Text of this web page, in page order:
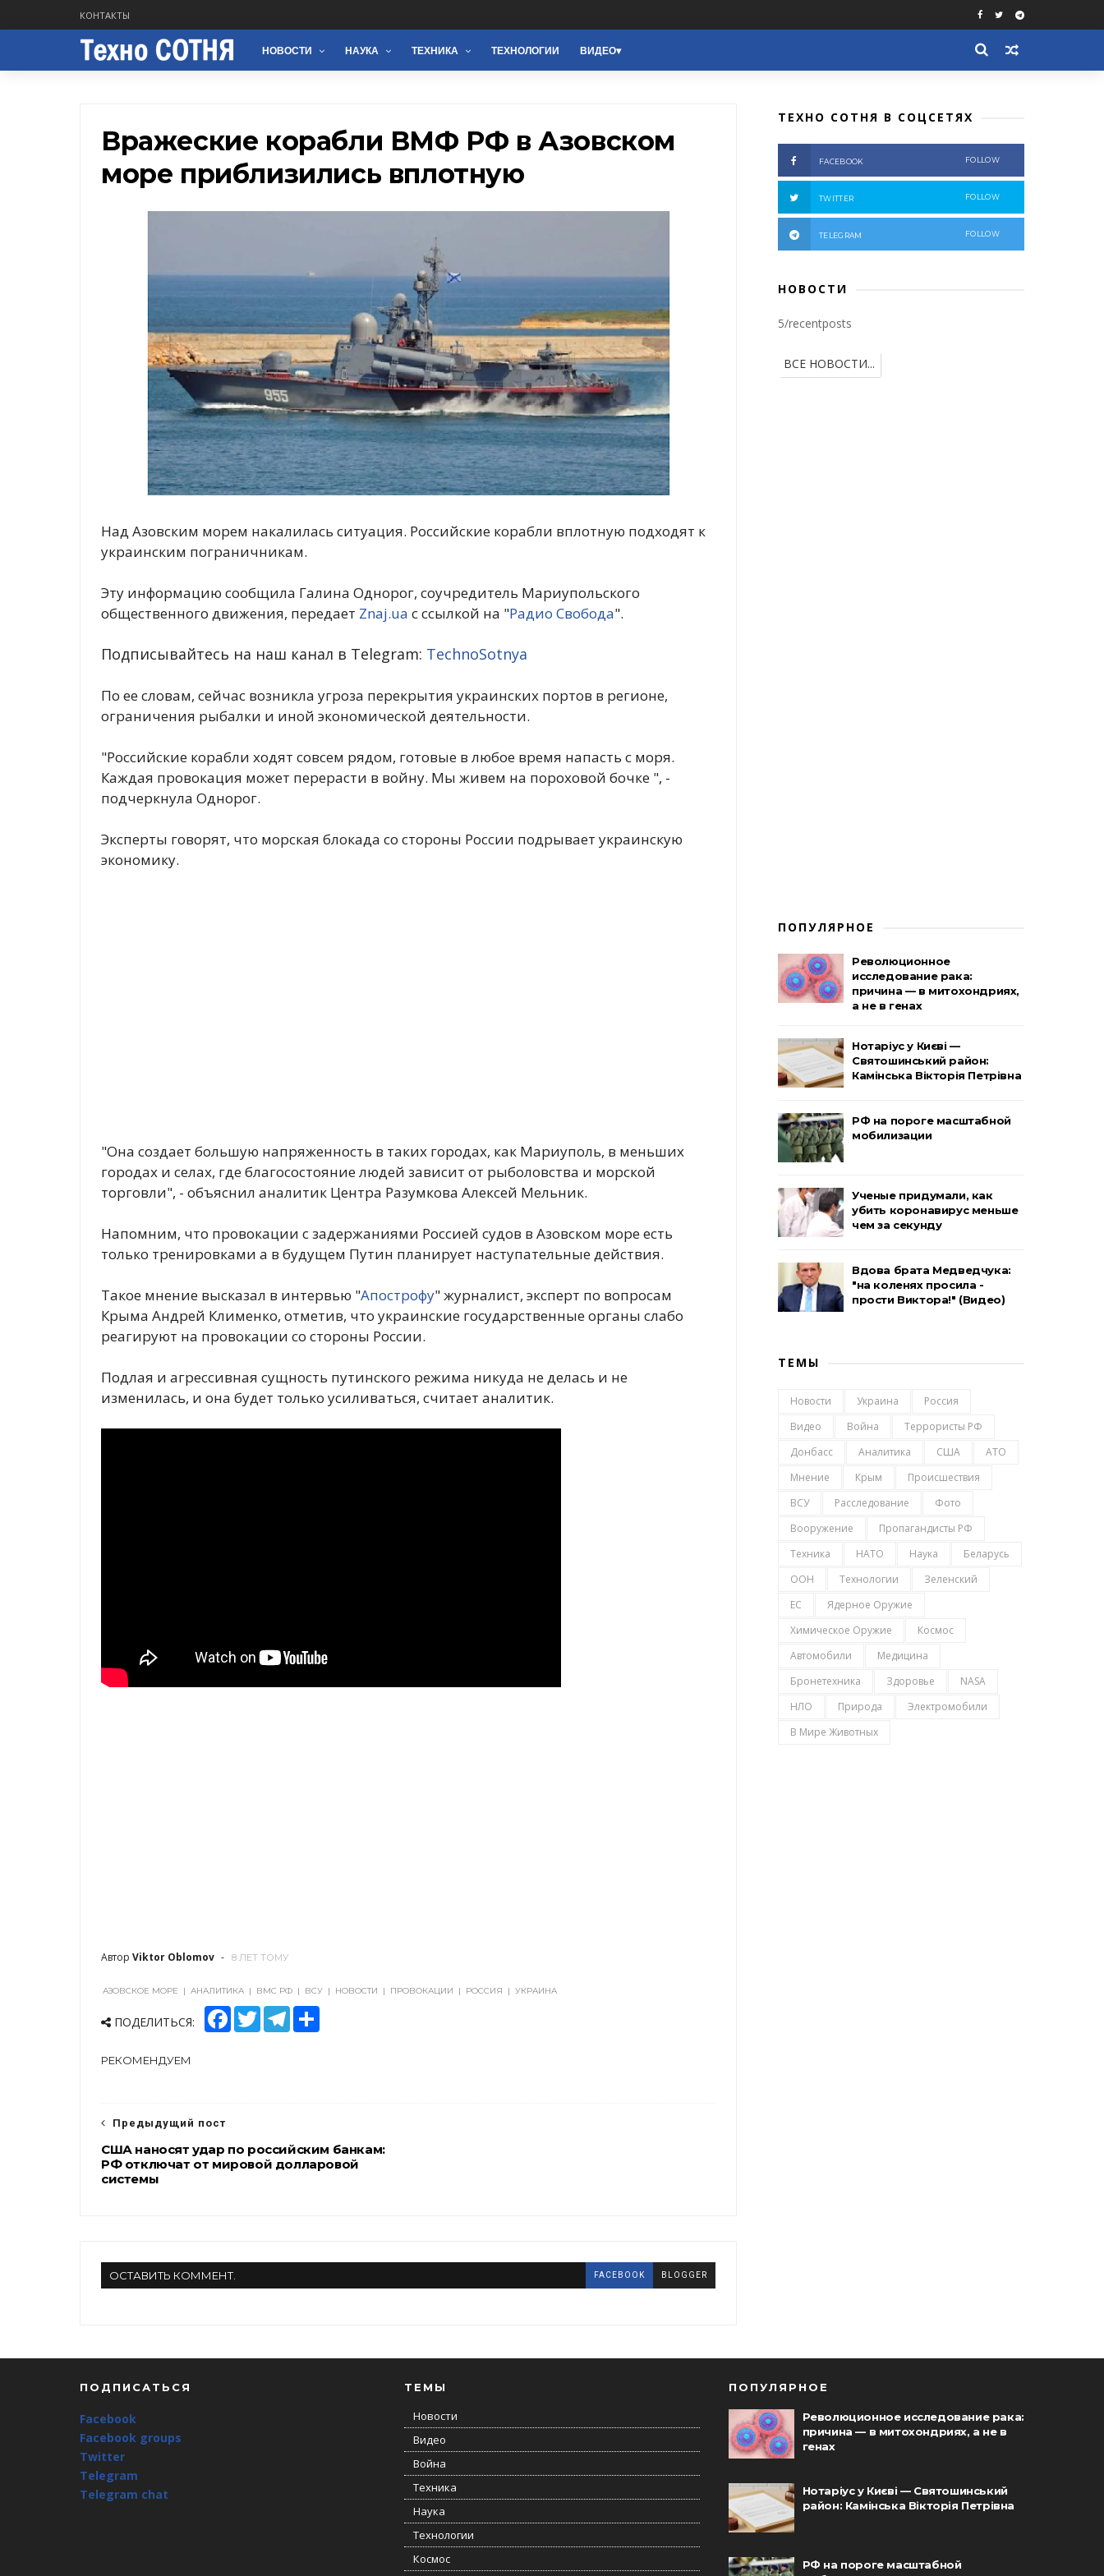
КОНТАКТЫ
НОВОСТИ НАУКА ТЕХНИКА ТЕХНОЛОГИИ ВИДЕО
Вражеские корабли ВМФ РФ в Азовском
море приблизились вплотную
Над Азовским морем накалилась ситуация. Российские корабли вплотную подходят к
украинским пограничникам.
Эту информацию сообщила Галина Однорог, соучредитель Мариупольского
общественного движения, передает Znaj.ua с ссылкой на "Радио Свобода".
Подписывайтесь на наш канал в Telegram: TechnoSotnya
По ее словам, сейчас возникла угроза перекрытия украинских портов в регионе,
ограничения рыбалки и иной экономической деятельности.
"Российские корабли ходят совсем рядом, готовые в любое время напасть с моря.
Каждая провокация может перерасти в войну. Мы живем на пороховой бочке ", -
подчеркнула Однорог.
Эксперты говорят, что морская блокада со стороны России подрывает украинскую
экономику.
"Она создает большую напряженность в таких городах, как Мариуполь, в меньших
городах и селах, где благосостояние людей зависит от рыболовства и морской
торговли", - объяснил аналитик Центра Разумкова Алексей Мельник.
Напомним, что провокации с задержаниями Россией судов в Азовском море есть
только тренировками а в будущем Путин планирует наступательные действия.
Такое мнение высказал в интервью "Апострофу" журналист, эксперт по вопросам
Крыма Андрей Клименко, отметив, что украинские государственные органы слабо
реагируют на провокации со стороны России.
Подлая и агрессивная сущность путинского режима никуда не делась и не
изменилась, и она будет только усиливаться, считает аналитик.
Автор Viktor Oblomov 8 ЛЕТ ТОМУ
АЗОВСКОЕ МОРЕ | АНАЛИТИКА | ВМС РФ | ВСУ | НОВОСТИ | ПРОВОКАЦИИ | РОССИЯ | УКРАИНА
ПОДЕЛИТЬСЯ:
F
T
w
T
РЕКОМЕНДУЕМ
Предыдущий пост
США наносят удар по российским банкам:
РФ отключат от мировой долларовой
системы
ОСТАВИТЬ КОММЕНТ. FACEBOOK BLOGGER
ТЕХНО СОТНЯ В СОЦСЕТЯХ
FACEBOOK FOLLOW
TWITTER FOLLOW
TELEGRAM FOLLOW
НОВОСТИ
5/recentposts
ВСЕ НОВОСТИ...
ПОПУЛЯРНОЕ
Революционное
исследование рака:
причина — в митохондриях,
а не в генах
Нотаріус у Києві —
Святошинський район:
Камінська Вікторія Петрівна
РФ на пороге масштабной
мобилизации
Ученые придумали, как
убить коронавирус меньше
чем за секунду
Вдова брата Медведчука:
"на коленях просила -
прости Виктора!" (Видео)
ТЕМЫ
Новости Украина
Россия
Видео
Война
Террористы РФ
Донбасс
Аналитика США
АТО
Мнение
Крым
Происшествия
ВСУ
Расследование
Фото
Вооружение
Пропагандисты РФ
Техника
НАТО Наука
Беларусь
ООН
Технологии
Зеленский
ЕС
Ядерное Оружие
Химическое Оружие
Космос
Автомобили
Медицина
Бронетехника
Здоровье
NASA
НЛО
Природа
Электромобили
В Мире Животных
ПОДПИСАТЬСЯ
Facebook
Facebook groups
Twitter
Telegram
Telegram chat
ТЕМЫ
Новости
Видео
Война
Техника
Наука
Технологии
Космос
ПОПУЛЯРНОЕ
Революционное исследование рака:
причина — в митохондриях, а не в
генах
Нотаріус у Києві — Святошинський
район: Камінська Вікторія Петрівна
РФ на пороге масштабной